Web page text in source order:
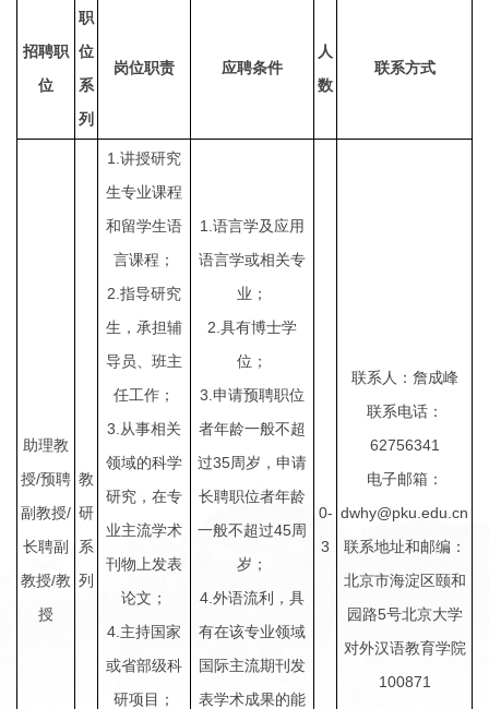
招聘职
位
职
位
系
列
岗位职责 应聘条件
人
数
联系方式
助理教
授/预聘
副教授/
长聘副
教授/教
授
教
研
系
列
1. 讲授研究
生专业课程
和留学生语
言课程；
2. 指导研究
生，承担辅
导员、班主
任工作；
3. 从事相关
领域的科学
研究，在专
业主流学术
刊物上发表
论文；
4. 主持国家
或省部级科
研项目；
1. 语言学及应用
语言学或相关专
业；
2. 具有博士学
位；
3. 申请预聘职位
者年龄一般不超
过35 周岁，申请
长聘职位者年龄
一般不超过45 周
岁；
4. 外语流利，具
有在该专业领域
国际主流期刊发
表学术成果的能
0-
3
联系人：詹成峰
联系电话：
62756341
电子邮箱：
dwhy@pku.edu.cn
联系地址和邮编：
北京市海淀区颐和
园路5号北京大学
对外汉语教育学院
100871